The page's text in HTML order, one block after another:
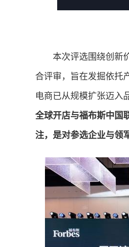
本次评选围绕创新价
合评审，旨在发掘依托
电商已从规模扩张迈入
全球开店与福布斯中国
注，是对参选企业与领